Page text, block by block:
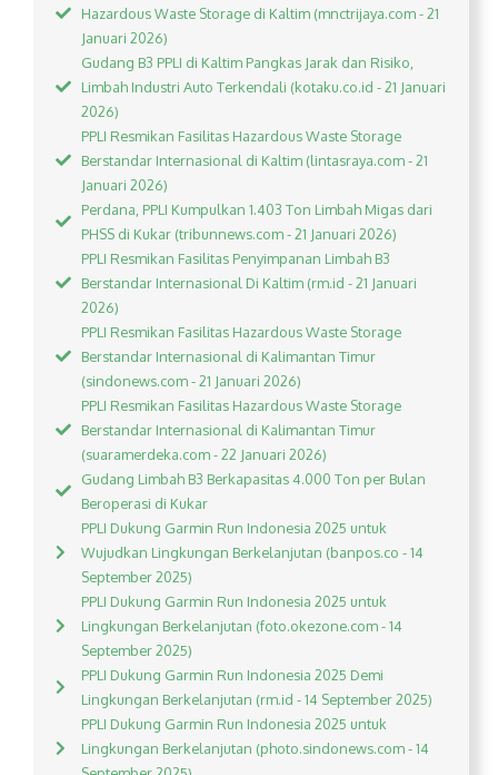
Hazardous Waste Storage di Kaltim (mnctrijaya.com - 21
Januari 2026)
Gudang B3 PPLI di Kaltim Pangkas Jarak dan Risiko,
Limbah Industri Auto Terkendali (kotaku.co.id - 21 Januari
2026)
PPLI Resmikan Fasilitas Hazardous Waste Storage
Berstandar Internasional di Kaltim (lintasraya.com - 21
Januari 2026)
Perdana, PPLI Kumpulkan 1.403 Ton Limbah Migas dari
PHSS di Kukar (tribunnews.com - 21 Januari 2026)
PPLI Resmikan Fasilitas Penyimpanan Limbah B3
Berstandar Internasional Di Kaltim (rm.id - 21 Januari
2026)
PPLI Resmikan Fasilitas Hazardous Waste Storage
Berstandar Internasional di Kalimantan Timur
(sindonews.com - 21 Januari 2026)
PPLI Resmikan Fasilitas Hazardous Waste Storage
Berstandar Internasional di Kalimantan Timur
(suaramerdeka.com - 22 Januari 2026)
Gudang Limbah B3 Berkapasitas 4.000 Ton per Bulan
Beroperasi di Kukar
PPLI Dukung Garmin Run Indonesia 2025 untuk
Wujudkan Lingkungan Berkelanjutan (banpos.co - 14
September 2025)
PPLI Dukung Garmin Run Indonesia 2025 untuk
Lingkungan Berkelanjutan (foto.okezone.com - 14
September 2025)
PPLI Dukung Garmin Run Indonesia 2025 Demi
Lingkungan Berkelanjutan (rm.id - 14 September 2025)
PPLI Dukung Garmin Run Indonesia 2025 untuk
Lingkungan Berkelanjutan (photo.sindonews.com - 14